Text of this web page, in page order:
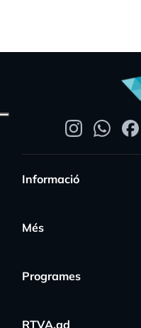
Informació
Més
Programes
RTVA.ad